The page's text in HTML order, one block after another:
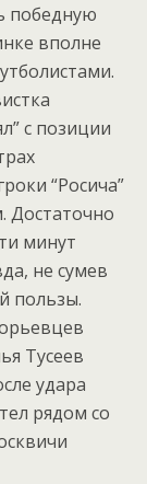
победную
вполне
с позиции
“Росича”
Достаточно
минут
не сумев
пользы.
Тусеев
удара
рядом со